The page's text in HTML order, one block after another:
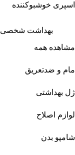
اسپری خوشبوکننده
بهداشت شخصی
مشاهده همه
مام و ضدتعریق
ژل بهداشتی
لوازم اصلاح
شامپو بدن